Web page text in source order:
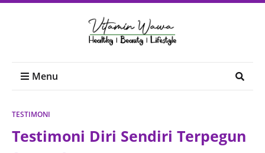
Menu
TESTIMONI
Testimoni Diri Sendiri Terpegun